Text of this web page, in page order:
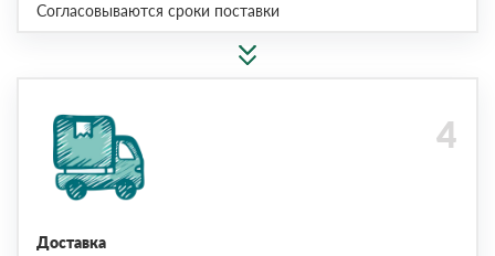
Согласовываются сроки поставки
Доставка